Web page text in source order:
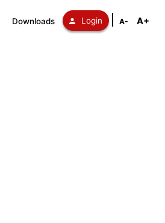
Downloads Login A- A+